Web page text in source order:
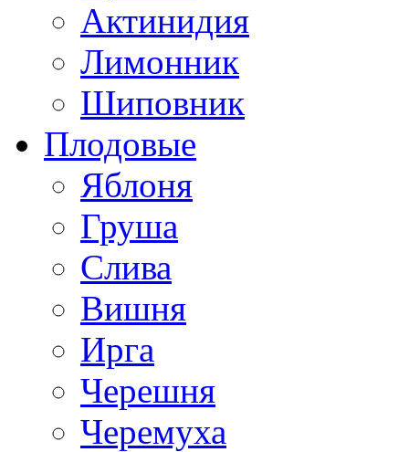
Актинидия
Лимонник
Шиповник
Плодовые
Яблоня
Груша
Слива
Вишня
Ирга
Черешня
Черемуха